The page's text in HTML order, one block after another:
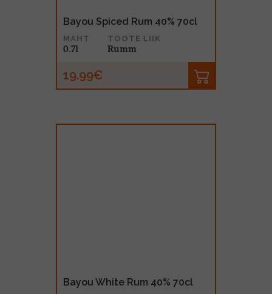
Bayou Spiced Rum 40% 70cl
MAHT
0.7l
TOOTE LIIK
Rumm
19.99€
Bayou White Rum 40% 70cl